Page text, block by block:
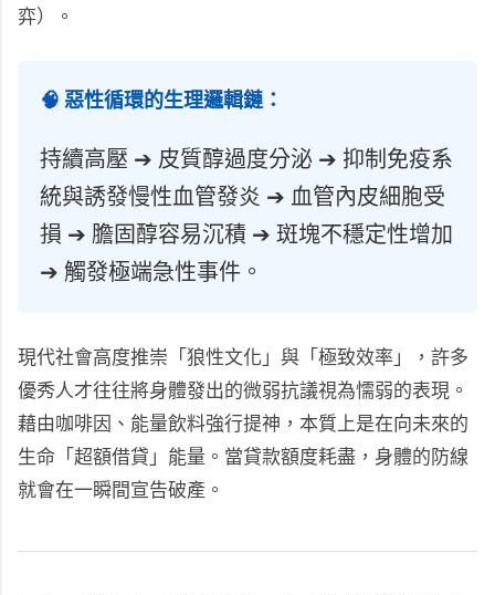
弈）。
🧠 惡性循環的生理邏輯鏈：
持續高壓 ➔ 皮質醇過度分泌 ➔ 抑制免疫系
統與誘發慢性血管發炎 ➔ 血管內皮細胞受
損 ➔ 膽固醇容易沉積 ➔ 斑塊不穩定性增加
➔ 觸發極端急性事件。
現代社會高度推崇「狼性文化」與「極致效率」，許多
優秀人才往往將身體發出的微弱抗議視為懦弱的表現。
藉由咖啡因、能量飲料強行提神，本質上是在向未來的
生命「超額借貸」能量。當貸款額度耗盡，身體的防線
就會在一瞬間宣告破產。